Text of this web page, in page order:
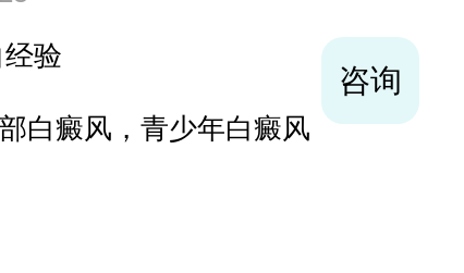
验
白癜风，青少年白癜风
咨询